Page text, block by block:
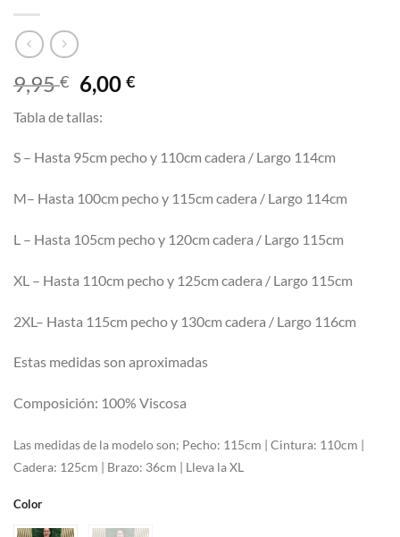
9,95€ El
precio
original
era:
9,95 €.
6,00€El
6,00 €.
Tabla de tallas:
S – Hasta 95cm pecho y 110cm cadera / Largo 114cm
M– Hasta 100cm pecho y 115cm cadera / Largo 114cm
L – Hasta 105cm pecho y 120cm cadera / Largo 115cm
XL – Hasta 110cm pecho y 125cm cadera / Largo 115cm
2XL– Hasta 115cm pecho y 130cm cadera / Largo 116cm
Estas medidas son aproximadas
Composición: 100% Viscosa
Las medidas de la modelo son; Pecho: 115cm | Cintura: 110cm |
Cadera: 125cm | Brazo: 36cm | Lleva la XL
Color